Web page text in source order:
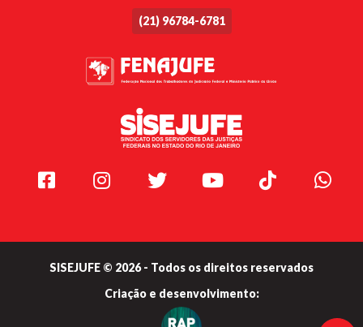
(21) 96784-6781
Facebook Instagram Twitter Youtube TikTok
SISEJUFE © 2026 - Todos os direitos reservados
Criação e desenvolvimento: